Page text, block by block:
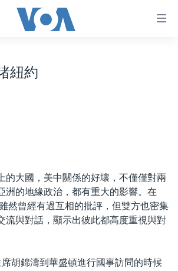
紐約
的大國，美中關係的好壞，不僅僅對兩
洲的地緣政治，都有重大的影響。在
然曾經有過互相的批評，但雙方也密集
流與對話，顯示出彼此都高度重視與對
胡錦濤到華盛頓進行國事訪問的時候